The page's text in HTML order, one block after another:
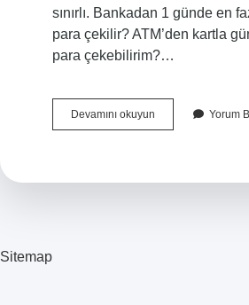
sınırlı. Bankadan 1 günde en
para çekilir? ATM’den kartla
para çekebilirim?…
Devamını okuyunBankalardan
Saat
Yorum
Sitemap